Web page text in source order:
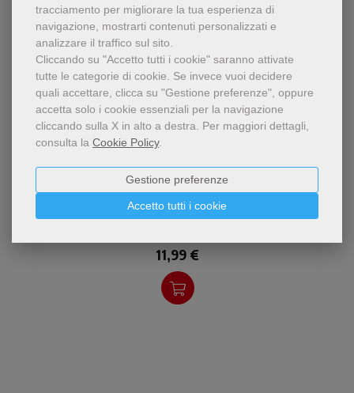
tracciamento per migliorare la tua esperienza di
navigazione, mostrarti contenuti personalizzati e
analizzare il traffico sul sito.
Cliccando su "Accetto tutti i cookie" saranno attivate
tutte le categorie di cookie. Se invece vuoi decidere
quali accettare, clicca su "Gestione preferenze", oppure
accetta solo i cookie essenziali per la navigazione
cliccando sulla X in alto a destra. Per maggiori dettagli,
consulta la Cookie Policy.
Accetto tutti i cookie
Gestione preferenze
Chi sono? Che cosa ci sto a
fare al mondo? Perché
esiste ciò che esiste? Come
posso distinguere la verità
Figliosofia. Le grandi domande: spunti
per pensare insieme
Matteo Rampin
11,99 €